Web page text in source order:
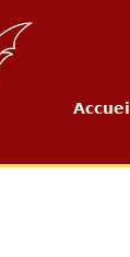
Accueil